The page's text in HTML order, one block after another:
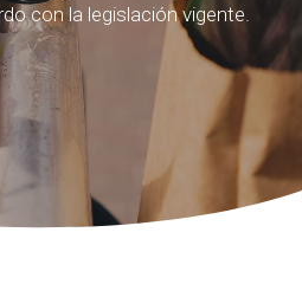
con la legislación vigente.